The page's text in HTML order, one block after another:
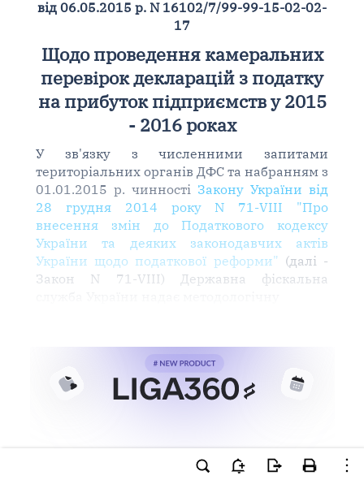
від 06.05.2015 р. N 16102/7/99-99-15-02-02-
17
Щодо проведення камеральних
перевірок декларацій з податку
на прибуток підприємств у 2015
- 2016 роках
У зв'язку з численними запитами
територіальних органів ДФС та набранням з
01.01.2015 р. чинності Закону України від
28 грудня 2014 року N 71-VIII "Про
внесення змін до Податкового кодексу
України та деяких законодавчих актів
України щодо податкової реформи" (далі -
Закон N 71-VIII) Державна фіскальна
Ви намагаєтесь використати